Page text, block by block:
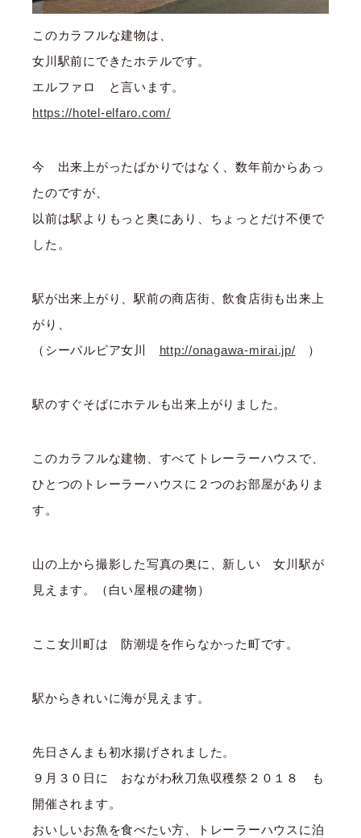
このカラフルな建物は、
女川駅前にできたホテルです。
エルファロ と言います。
https://hotel-elfaro.com/
今 出来上がったばかりではなく、数年前からあっ
たのですが、
以前は駅よりもっと奥にあり、ちょっとだけ不便で
した。
駅が出来上がり、駅前の商店街、飲食店街も出来上
がり、
（シーパルピア女川 http://onagawa-mirai.jp/ ）
駅のすぐそばにホテルも出来上がりました。
このカラフルな建物、すべてトレーラーハウスで、
ひとつのトレーラーハウスに２つのお部屋がありま
す。
山の上から撮影した写真の奥に、新しい 女川駅が
見えます。（白い屋根の建物）
ここ女川町は 防潮堤を作らなかった町です。
駅からきれいに海が見えます。
先日さんまも初水揚げされました。
９月３０日に おながわ秋刀魚収穫祭２０１８ も
開催されます。
おいしいお魚を食べたい方、トレーラーハウスに泊